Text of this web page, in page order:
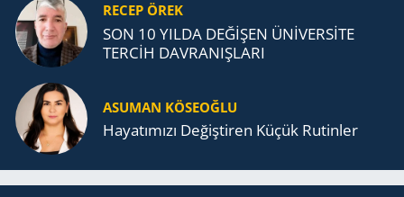
RECEP ÖREK
SON 10 YILDA DEĞİŞEN ÜNİVERSİTE
TERCİH DAVRANIŞLARI
ASUMAN KÖSEOĞLU
Ha­ya­tı­mı­zı De­ğiş­ti­ren Küçük Ru­tin­ler